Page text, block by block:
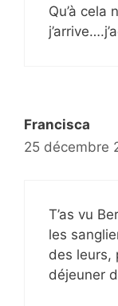
Qu’à cela
Francisca
25 décembre
T’as vu
les
des leurs,
déjeuner